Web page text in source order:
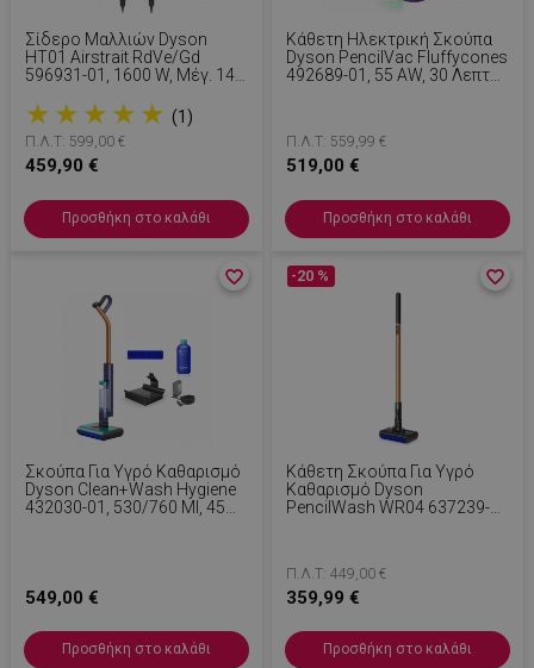
Σίδερο Μαλλιών Dyson
HT01 Airstrait RdVe/Gd
596931-01, 1600 W, Μέγ. 140
Θερμοκρασίας, Φιλικό Προς
Τα Μαλλιά, Επένδυση
Χαλκού, Οθόνη LCD, Κόκκινο
Βελούδο/χρυσό
★ ★ ★ ★ ★ (1)
Π.Λ.Τ: 599,00 €
459,90 €
Προσθήκη στο καλάθι
Κάθετη Ηλεκτρική Σκούπα
Dyson PencilVac Fluffycones
492689-01, 55 AW, 30 Λεπτά,
LED, Μαύρο
Π.Λ.Τ: 559,99 €
519,00 €
Προσθήκη στο καλάθι
Σκούπα Για Υγρό Καθαρισμό
Dyson Clean+Wash Hygiene
432030-01, 530/760 Ml, 45
Προύσου/Χαλκό
549,00 €
favorite_border
favorite_border
Προσθήκη στο καλάθι
Κάθετη Σκούπα Για Υγρό
Καθαρισμό Dyson
PencilWash WR04 637239-
LED, Μαύρο/χρυσό
-20 %
Π.Λ.Τ: 449,00 €
359,99 €
favorite_border
favorite_border
Προσθήκη στο καλάθι